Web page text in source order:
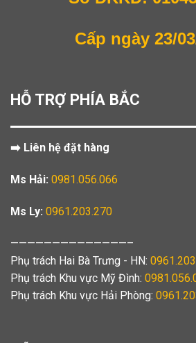
Cấp ngày 23/
HỖ TRỢ PHÍA BẮC
➡️ Liên hệ đặt hàng
Ms Hải: 0981.056.066
Ms Ly: 0961.203.270
——————————————–
Phụ trách Hai Bà Trưng - HN:
Phụ trách Khu vực Mỹ Đình:
Phụ trách Khu vực Hải Phòng: